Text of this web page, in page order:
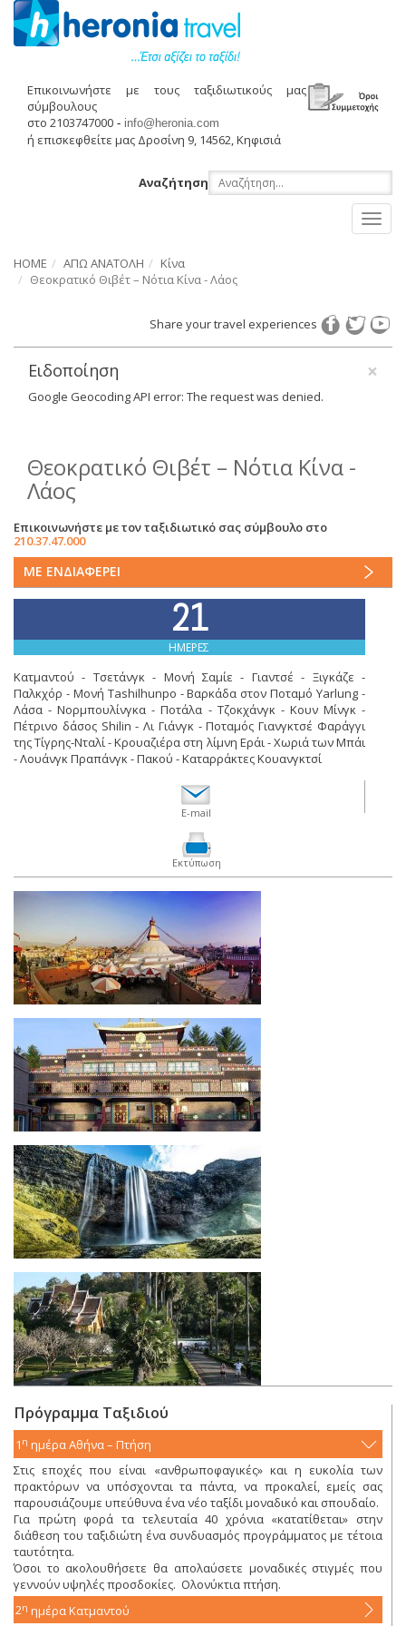
Επικοινωνήστε με τους ταξιδιωτικούς μας
σύμβουλους
στο 2103747000 - info@heronia.com
ή επισκεφθείτε μας Δροσίνη 9, 14562, Κηφισιά
Αναζήτηση
Toggle
HOME
ΑΠΩ ΑΝΑΤΟΛΗ
Κίνα
Θεοκρατικό Θιβέτ – Νότια Κίνα - Λάος
Share your travel experiences
×
Ειδοποίηση
Google Geocoding API error: The request was denied.
Θεοκρατικό Θιβέτ – Νότια Κίνα -
Λάος
Επικοινωνήστε με τον ταξιδιωτικό σας σύμβουλο στο
210.37.47.000
ΜΕ ΕΝΔΙΑΦΕΡΕΙ
21
ΗΜΕΡΕΣ
Κατμαντού - Τσετάνγκ - Μονή Σαμίε - Γιαντσέ - Ξιγκάζε -
Παλκχόρ - Μονή Tashilhunpo - Βαρκάδα στον Ποταμό Yarlung -
Λάσα - Νορμπουλίνγκα - Ποτάλα - Τζοκχάνγκ - Κουν Μίνγκ -
Πέτρινο δάσος Shilin - Λι Γιάνγκ - Ποταμός Γιανγκτσέ Φαράγγι
της Τίγρης-Νταλί - Κρουαζιέρα στη λίμνη Εράι - Χωριά των Μπάι
- Λουάνγκ Πραπάνγκ - Πακού - Καταρράκτες Κουανγκτσί
E-mail
Εκτύπωση
Πρόγραμμα Ταξιδιού
1 η ημέραΑθήνα – Πτήση
Στις εποχές που είναι «ανθρωποφαγικές» και η ευκολία των
πρακτόρων να υπόσχονται τα πάντα, να προκαλεί, εμείς σας
παρουσιάζουμε υπεύθυνα ένα νέο ταξίδι μοναδικό και σπουδαίο.
Για πρώτη φορά τα τελευταία 40 χρόνια «κατατίθεται» στην
διάθεση του ταξιδιώτη ένα συνδυασμός προγράμματος με τέτοια
ταυτότητα.
Όσοι το ακολουθήσετε θα απολαύσετε μοναδικές στιγμές που
γεννούν υψηλές προσδοκίες. Ολονύκτια πτήση.
2η ημέραΚατμαντού